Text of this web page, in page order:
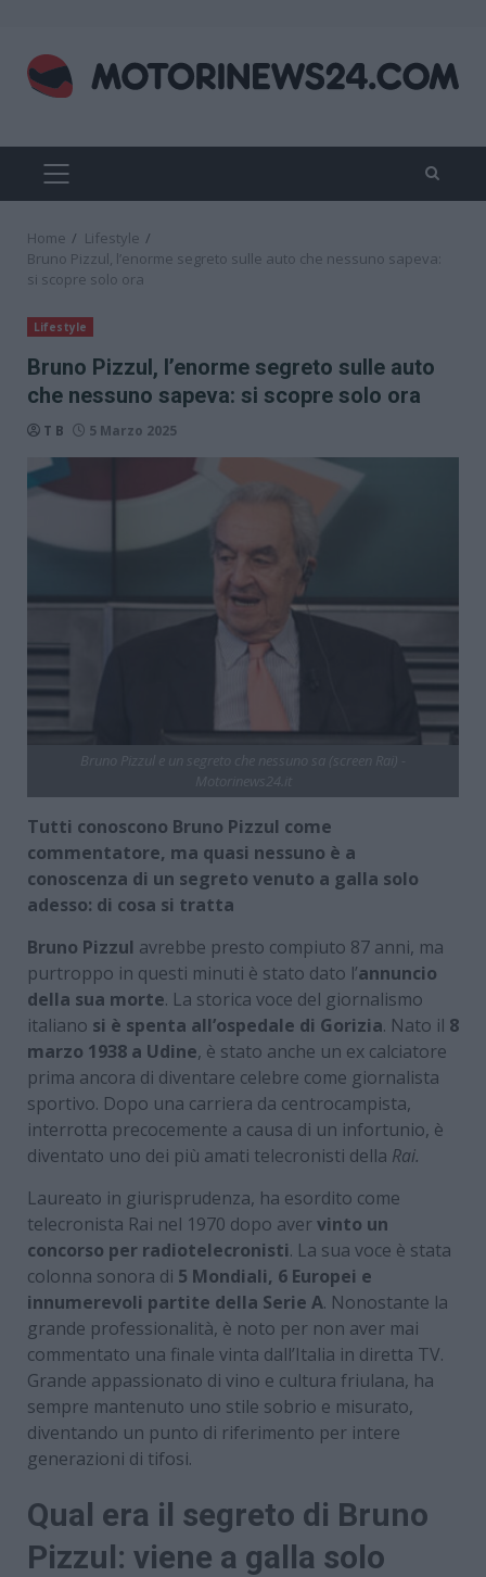
content
PRIMARY
MENU
Home
Lifestyle
Bruno Pizzul, l’enorme segreto sulle auto che nessuno sapeva:
si scopre solo ora
Lifestyle
Bruno Pizzul, l’enorme segreto sulle auto
che nessuno sapeva: si scopre solo ora
T B 5 Marzo 2025
Tutti conoscono Bruno Pizzul come
commentatore, ma quasi nessuno è a
conoscenza di un segreto venuto a galla solo
adesso: di cosa si tratta
Bruno Pizzul avrebbe presto compiuto 87 anni, ma
purtroppo in questi minuti è stato dato l’annuncio
della sua morte. La storica voce del giornalismo
italiano si è spenta all’ospedale di Gorizia. Nato il 8
marzo 1938 a Udine, è stato anche un ex calciatore
prima ancora di diventare celebre come giornalista
sportivo. Dopo una carriera da centrocampista,
interrotta precocemente a causa di un infortunio, è
diventato uno dei più amati telecronisti della Rai.
Laureato in giurisprudenza, ha esordito come
telecronista Rai nel 1970 dopo avervinto un
concorso per radiotelecronisti. La sua voce è stata
colonna sonora di 5 Mondiali, 6 Europei e
innumerevoli partite della Serie A. Nonostante la
grande professionalità, è noto per non aver mai
commentato una finale vinta dall’Italia in diretta TV.
Grande appassionato di vino e cultura friulana, ha
sempre mantenuto uno stile sobrio e misurato,
diventando un punto di riferimento per intere
generazioni di tifosi.
Qual era il segreto di Bruno
Pizzul: viene a galla solo